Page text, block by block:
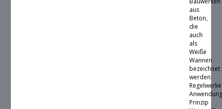
aus
Beton,
die
auch
als
Weiße
Wannen
bezeichnet
werden:
Regelwerke
Prinzip